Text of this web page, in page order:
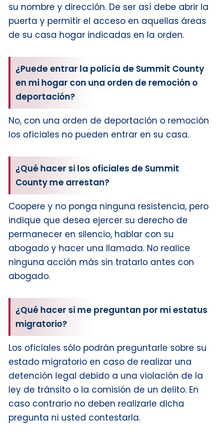
su nombre y dirección. De ser así debe abrir la
puerta y permitir el acceso en aquellas áreas
de su casa hogar indicadas en la orden.
¿Puede entrar la policía de Summit County
en mi hogar con una orden de remoción o
deportación?
No, con una orden de deportación o remoción
los oficiales no pueden entrar en su casa.
¿Qué hacer si los oficiales de Summit
County me arrestan?
Coopere y no ponga ninguna resistencia, pero
indique que desea ejercer su derecho de
permanecer en silencio, hablar con su
abogado y hacer una llamada. No realice
ninguna acción más sin tratarlo antes con
abogado.
¿Qué hacer si me preguntan por mi estatus
migratorio?
Los oficiales sólo podrán preguntarle sobre su
estado migratorio en caso de realizar una
detención legal debido a una violación de la
ley de tránsito o la comisión de un delito. En
caso contrario no deben realizarle dicha
pregunta ni usted contestarla.